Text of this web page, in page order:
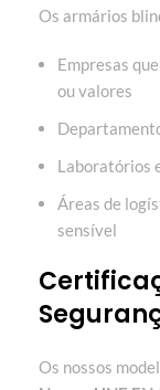
Os armários
Empresas
ou valores
Laboratórios
Áreas de
sensível
Os nossos